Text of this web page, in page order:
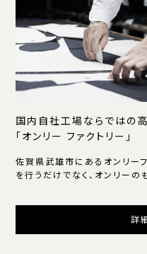
国内自社工場ならではの高
「オンリー ファクトリー」
佐賀県武雄市にあるオンリー
を行うだけでなく、オンリーの
詳